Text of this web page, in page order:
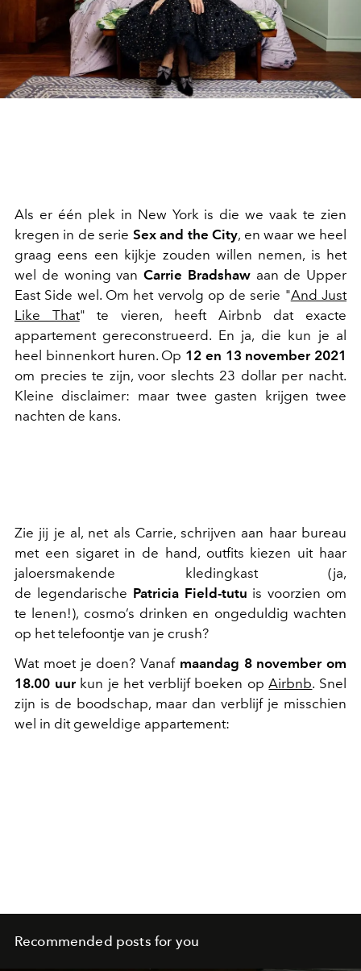
Als er één plek in New York is die we vaak te zien
kregen in de serie Sex and the City, en waar we heel
graag eens een kijkje zouden willen nemen, is het
wel de woning van Carrie Bradshawaan de Upper
East Side wel. Om het vervolg op de serie "And Just
Like That" te vieren, heeft Airbnb dat exacte
appartement gereconstrueerd. En ja, die kun je al
heel binnenkort huren. Op 12 en 13 november 2021
om precies te zijn, voor slechts 23 dollar per nacht.
Kleine disclaimer: maar twee gasten krijgen twee
nachten de kans.
Zie jij je al, net als Carrie, schrijven aan haar bureau
met een sigaret in de hand, outfits kiezen uit haar
jaloersmakende kledingkast (ja,
de legendarische Patricia Field-tutu is voorzien om
te lenen!), cosmo’s drinken en ongeduldig wachten
op het telefoontje van je crush?
Wat moet je doen? Vanaf maandag 8 november om
18.00 uurkun je het verblijf boeken opAirbnb. Snel
zijn is de boodschap, maar dan verblijf je misschien
wel in dit geweldige appartement:
Recommended posts for you